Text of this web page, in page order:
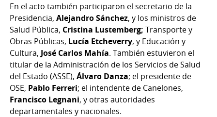
En el acto también participaron el secretario de la
Presidencia, Alejandro Sánchez, y los ministros de
Salud Pública, Cristina Lustemberg; Transporte y
Obras Públicas, Lucía Etcheverry, y Educación y
Cultura, José Carlos Mahía. También estuvieron el
titular de la Administración de los Servicios de Salud
del Estado (ASSE), Álvaro Danza; el presidente de
OSE, Pablo Ferreri; el intendente de Canelones,
Francisco Legnani, y otras autoridades
departamentales y nacionales.